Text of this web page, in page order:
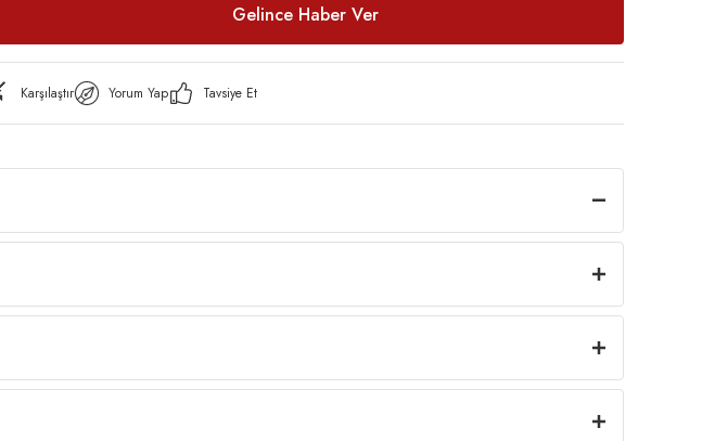
Gelince Haber Ver
Karşılaştır Yorum Yap Tavsiye Et